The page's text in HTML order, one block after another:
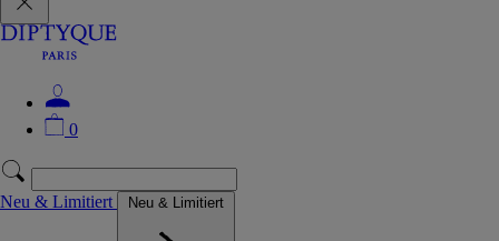
0
Neu & Limitiert Neu & Limitiert